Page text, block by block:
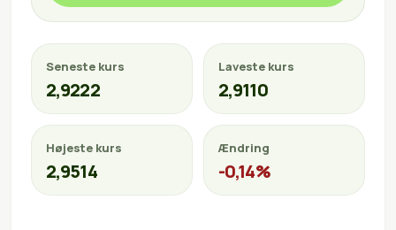
Seneste kurs
2,9222
Laveste kurs
2,9110
Højeste kurs
2,9514
Ændring
-0,14%